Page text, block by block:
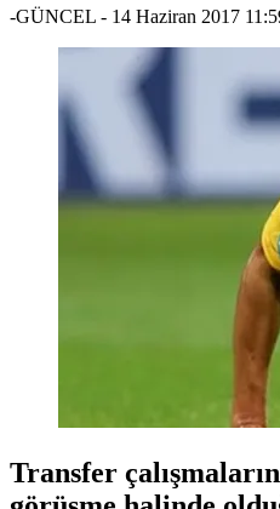
-GÜNCEL - 14 Haziran 2017
Transfer